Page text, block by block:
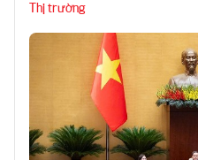
Thị trường